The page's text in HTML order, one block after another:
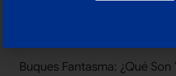
Buques Fantasma: ¿Qué Son